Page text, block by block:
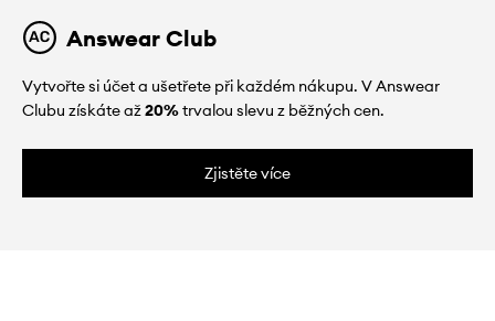
Answear Club
Vytvořte si účet a ušetřete při každém nákupu. V Answear
Clubu získáte až20%trvalou slevu z běžných cen.
Zjistěte více